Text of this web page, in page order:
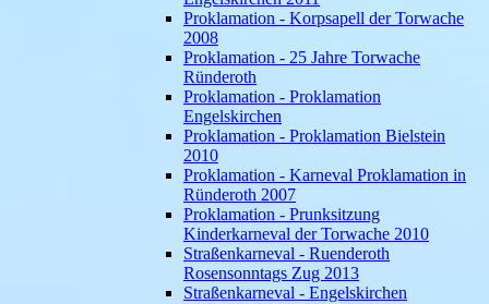
Proklamation - Korpsapell der Torwache
2008
Proklamation - 25 Jahre Torwache
Ründeroth
Proklamation - Proklamation
Engelskirchen
Proklamation - Proklamation Bielstein
2010
Proklamation - Karneval Proklamation in
Ründeroth 2007
Proklamation - Prunksitzung
Kinderkarneval der Torwache 2010
Straßenkarneval - Ruenderoth
Rosensonntags Zug 2013
Straßenkarneval - Engelskirchen